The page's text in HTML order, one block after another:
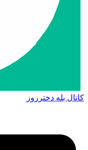
کانال بله دخترروز